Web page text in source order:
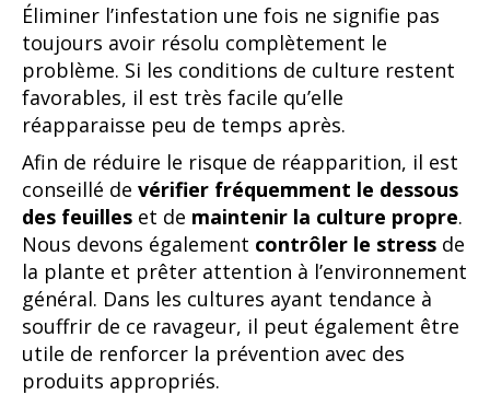
Éliminer l’infestation une fois ne signifie pas
toujours avoir résolu complètement le
problème. Si les conditions de culture restent
favorables, il est très facile qu’elle
réapparaisse peu de temps après.
Afin de réduire le risque de réapparition, il est
conseillé de vérifier fréquemment le dessous
des feuilles et de maintenir la culture propre.
Nous devons également contrôler le stress de
la plante et prêter attention à l’environnement
général. Dans les cultures ayant tendance à
souffrir de ce ravageur, il peut également être
utile de renforcer la prévention avec des
produits appropriés.